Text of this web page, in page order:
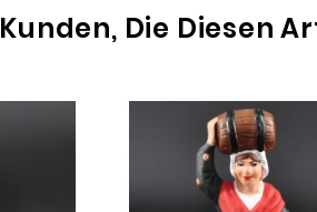
Kunden, Die Diesen